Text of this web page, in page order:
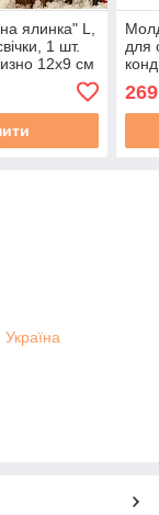
ялинка" L,
1 шт.
12х9 см
для
Ок.